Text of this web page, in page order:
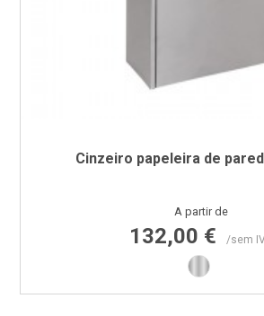
Cinzeiro papeleira de
Preço
A partir de
132,00 € /sem
Inox